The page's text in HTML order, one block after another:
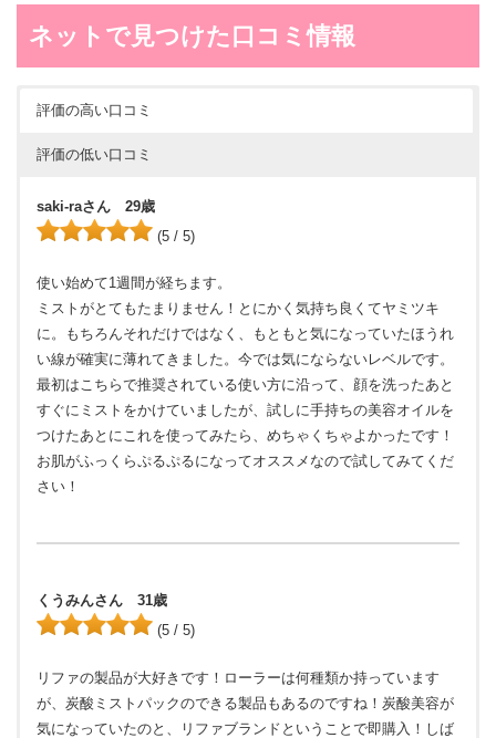
ネットで見つけた口コミ情報
評価の高い口コミ
評価の低い口コミ
saki-raさん 29歳
(5 / 5)
使い始めて1週間が経ちます。
ミストがとてもたまりません！とにかく気持ち良くてヤミツキ
に。もちろんそれだけではなく、もともと気になっていたほうれ
い線が確実に薄れてきました。今では気にならないレベルです。
最初はこちらで推奨されている使い方に沿って、顔を洗ったあと
すぐにミストをかけていましたが、試しに手持ちの美容オイルを
つけたあとにこれを使ってみたら、めちゃくちゃよかったです！
お肌がふっくらぷるぷるになってオススメなので試してみてくだ
さい！
くうみんさん 31歳
(5 / 5)
リファの製品が大好きです！ローラーは何種類か持っています
が、炭酸ミストパックのできる製品もあるのですね！炭酸美容が
気になっていたのと、リファブランドということで即購入！しば